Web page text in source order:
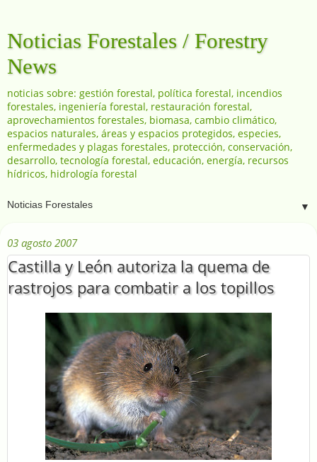
Noticias Forestales / Forestry
News
noticias sobre: gestión forestal, política forestal, incendios
forestales, ingeniería forestal, restauración forestal,
aprovechamientos forestales, biomasa, cambio climático,
espacios naturales, áreas y espacios protegidos, especies,
enfermedades y plagas forestales, protección, conservación,
desarrollo, tecnología forestal, educación, energía, recursos
hídricos, hidrología forestal
▼
03 agosto 2007
Castilla y León autoriza la quema de
rastrojos para combatir a los topillos